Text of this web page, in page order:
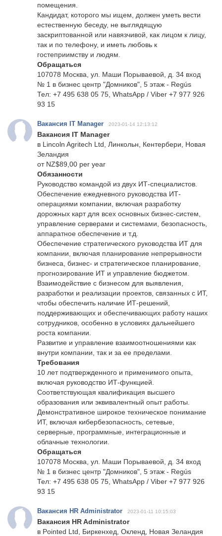
помещения.
Кандидат, которого мы ищем, должен уметь вести
естественную беседу, не выглядящую
заскриптованной или навязчивой, как лицом к лицу,
так и по телефону, и иметь любовь к
гостеприимству и людям.
Обращаться
107078 Москва, ул. Маши Порываевой, д. 34 вход
№ 1 в бизнес центр "Домников", 5 этаж - Regús
Тел: +7 495 638 05 75, WhatsApp / Viber +7 977 926
93 15
Вакансия IT Manager 2023-01-14 12:13:12
Вакансия IT Manager
в Lincoln Agritech Ltd, Линкольн, Кентербери, Новая
Зеландия
от NZ$89,00 per year
Обязанности
Руководство командой из двух ИТ-специалистов.
Обеспечение ежедневного руководства ИТ-
операциями компании, включая разработку
дорожных карт для всех основных бизнес-систем,
управление серверами и системами, безопасность,
аппаратное обеспечение и т.д.
Обеспечение стратегического руководства ИТ для
компании, включая планирование непрерывности
бизнеса, бизнес- и стратегическое планирование,
прогнозирование ИТ и управление бюджетом.
Взаимодействие с бизнесом для выявления,
разработки и реализации проектов, связанных с ИТ,
чтобы обеспечить наличие ИТ-решений,
поддерживающих и обеспечивающих работу наших
сотрудников, особенно в условиях дальнейшего
роста компании.
Развитие и управление взаимоотношениями как
внутри компании, так и за ее пределами.
Требования
10 лет подтвержденного и применимого опыта,
включая руководство ИТ-функцией.
Соответствующая квалификация высшего
образования или эквивалентный опыт работы.
Демонстративное широкое техническое понимание
ИТ, включая кибербезопасность, сетевые,
серверные, программные, интеграционные и
облачные технологии.
Обращаться
107078 Москва, ул. Маши Порываевой, д. 34 вход
№ 1 в бизнес центр "Домников", 5 этаж - Regús
Тел: +7 495 638 05 75, WhatsApp / Viber +7 977 926
93 15
Вакансия HR Administrator 2023-01-11 10:15:03
Вакансия HR Administrator
в Pointed Ltd, Биркенхед, Окленд, Новая Зеландия